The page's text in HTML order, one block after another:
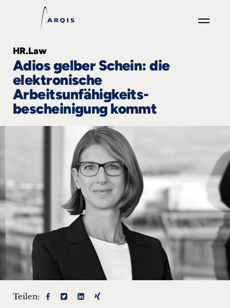
Fokusgruppen
+
+
Karriere
+
Blog
HR.Law
Adios gelber Schein: die
elektronische
Arbeitsunfähigkeits-
bescheinigung kommt
Teilen: